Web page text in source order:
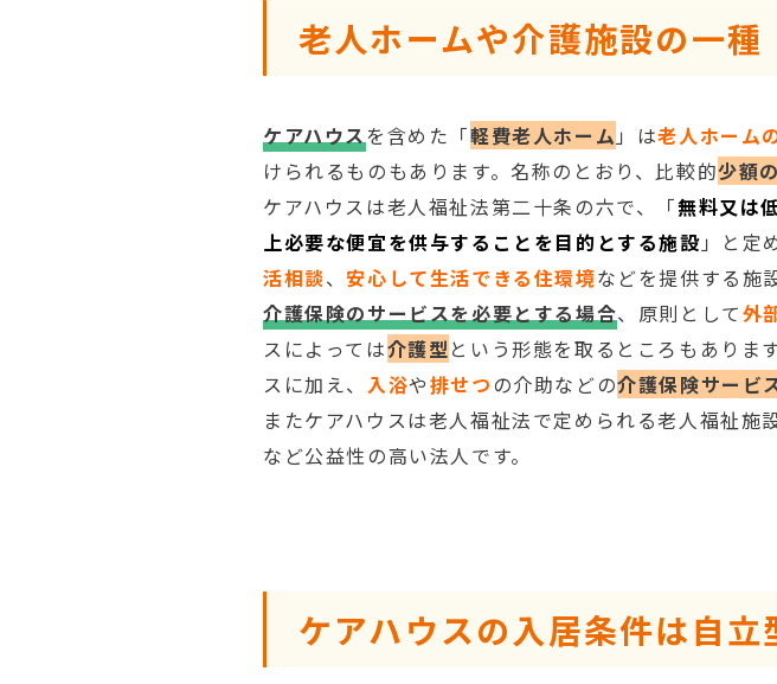
老人ホームや介護施設の一
ケアハウスを含めた「軽費老人ホーム 」は老人ホーム
けられるものもあります。名称のとおり、比較的少額
ケアハウスは老人福祉法第二十条の六で、「無料又は
上必要な便宜を供与することを目的とする施設 」と定
活相談、安心して生活できる住環境などを提供する施
介護保険のサービスを必要とする場合、原則として外
スによっては介護型という形態を取るところもありま
スに加え、 入浴や排せつ の介助などの介護保険サービ
またケアハウスは老人福祉法で定められる老人福祉施
など公益性の高い法人です。
ケアハウスの入居条件は自立